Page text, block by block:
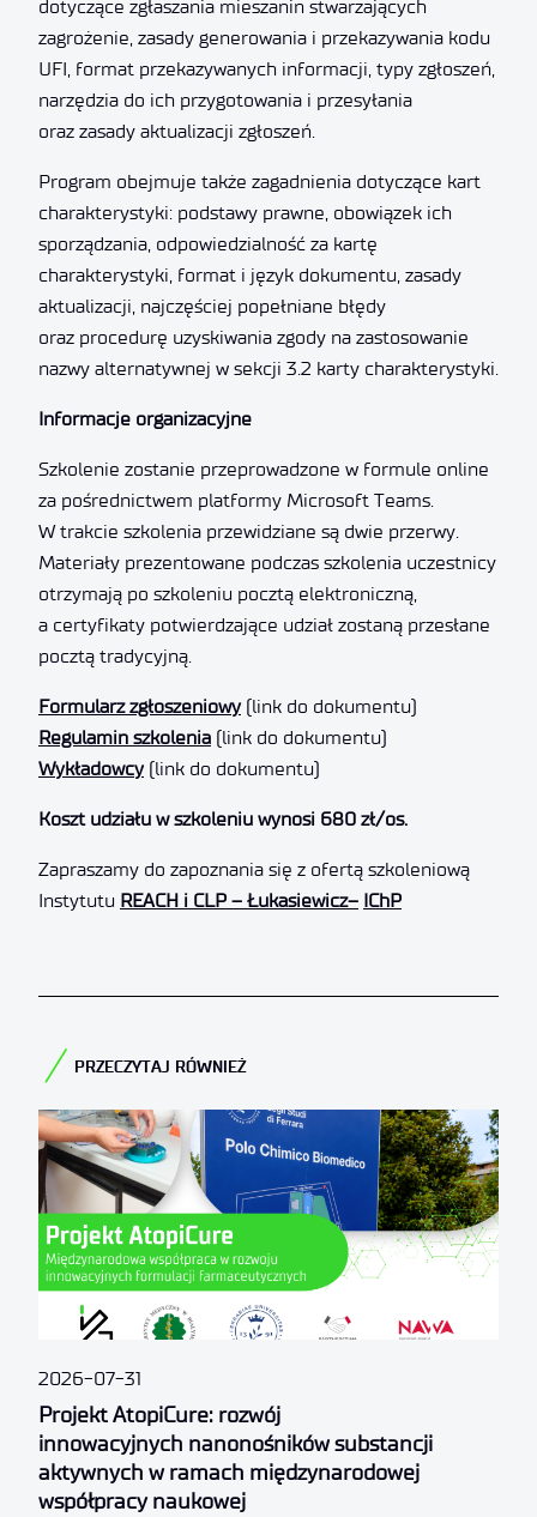
dotyczące zgłaszania mieszanin stwarzających
zagrożenie, zasady generowania i przekazywania kodu
UFI, format przekazywanych informacji, typy zgłoszeń,
narzędzia do ich przygotowania i przesyłania
oraz zasady aktualizacji zgłoszeń.
Program obejmuje także zagadnienia dotyczące kart
charakterystyki: podstawy prawne, obowiązek ich
sporządzania, odpowiedzialność za kartę
charakterystyki, format i język dokumentu, zasady
aktualizacji, najczęściej popełniane błędy
oraz procedurę uzyskiwania zgody na zastosowanie
nazwy alternatywnej w sekcji 3.2 karty charakterystyki.
Informacje organizacyjne
Szkolenie zostanie przeprowadzone w formule online
za pośrednictwem platformy Microsoft Teams.
W trakcie szkolenia przewidziane są dwie przerwy.
Materiały prezentowane podczas szkolenia uczestnicy
otrzymają po szkoleniu pocztą elektroniczną,
a certyfikaty potwierdzające udział zostaną przesłane
pocztą tradycyjną.
Formularz zgłoszeniowy (link do dokumentu)
Regulamin szkolenia (link do dokumentu)
Wykładowcy (link do dokumentu)
Koszt udziału w szkoleniu wynosi 680 zł/os.
Zapraszamy do zapoznania się z ofertą szkoleniową
Instytutu REACH i CLP – Łukasiewicz– IChP
PRZECZYTAJ RÓWNIEŻ​
Projekt AtopiCure: rozwój
innowacyjnych nanonośników substancji
aktywnych w ramach międzynarodowej
współpracy naukowej
2026-07-31